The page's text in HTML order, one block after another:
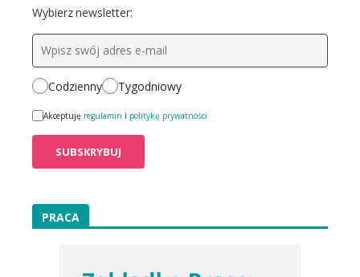
Wybierz newsletter:
Codzienny Tygodniowy
Akceptuję regulamin i politykę prywatności
PRACA